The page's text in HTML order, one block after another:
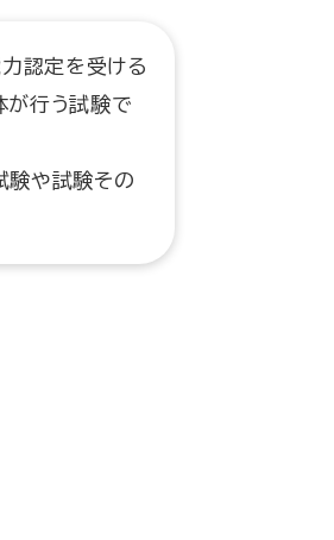
力認定を受ける
が行う試験で
験や試験その